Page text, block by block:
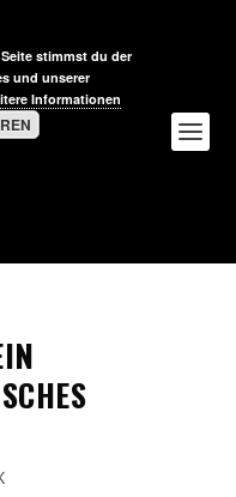
stimmst du der
und unserer
Informationen